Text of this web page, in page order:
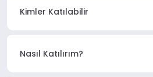
Kimler Katılabilir
Nasıl Katılırım?